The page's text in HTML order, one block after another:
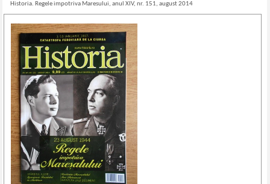
Historia. Regele impotriva Maresului, anul XIV, nr. 151, august 2014